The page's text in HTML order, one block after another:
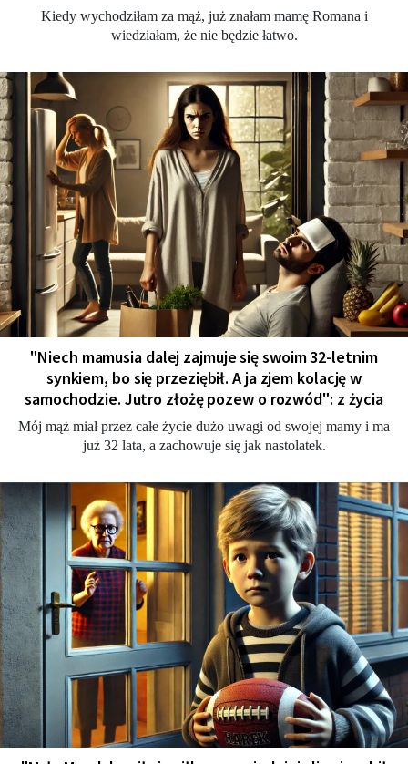
Kiedy wychodziłam za mąż, już znałam mamę Romana i
wiedziałam, że nie będzie łatwo.
"Niech mamusia dalej zajmuje się swoim 32-letnim
synkiem, bo się przeziębił. A ja zjem kolację w
samochodzie. Jutro złożę pozew o rozwód": z życia
Mój mąż miał przez całe życie dużo uwagi od swojej mamy i ma
już 32 lata, a zachowuje się jak nastolatek.